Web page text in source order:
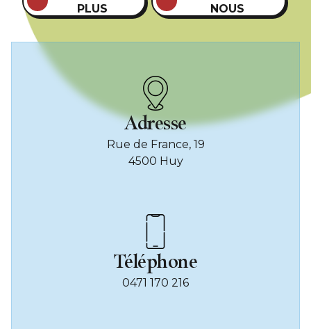
PLUS
NOUS
Adresse
Rue de France, 19
4500 Huy
Téléphone
0471 170 216